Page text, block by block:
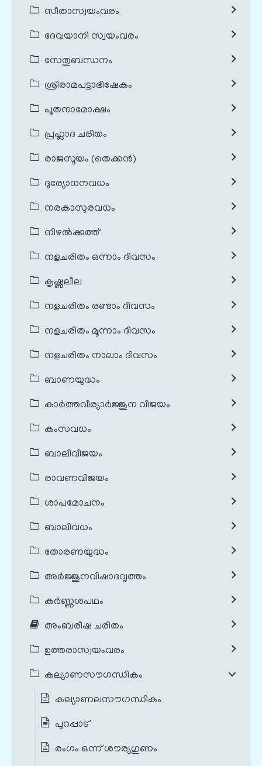
സീതാസ്വയംവരം
ദേവയാനി സ്വയംവരം
സേതുബന്ധനം
ശ്രീരാമപട്ടാഭിഷേകം
പൂതനാമോക്ഷം
പ്രഹ്ലാദ ചരിതം
രാജസൂയം (തെക്കൻ)
ദുര്യോധനവധം
നരകാസുരവധം
നിഴൽക്കുത്ത്
നളചരിതം ഒന്നാം ദിവസം
കൃഷ്ണലീല
നളചരിതം രണ്ടാം ദിവസം
നളചരിതം മൂന്നാം ദിവസം
നളചരിതം നാലാം ദിവസം
ബാണയുദ്ധം
കാർത്തവീര്യാർജ്ജുന വിജയം
കംസവധം
ബാലിവിജയം
രാവണവിജയം
ശാപമോചനം
ബാലിവധം
തോരണയുദ്ധം
അർജ്ജുനവിഷാദവൃത്തം
കർണ്ണശപഥം
അംബരീഷ ചരിതം
ഉത്തരാസ്വയംവരം
കല്യാണസൗഗന്ധികം
കല്യാണലസൗഗന്ധികം
പുറപ്പാട്
രംഗം ഒന്ന് ശൗര്യഗുണം